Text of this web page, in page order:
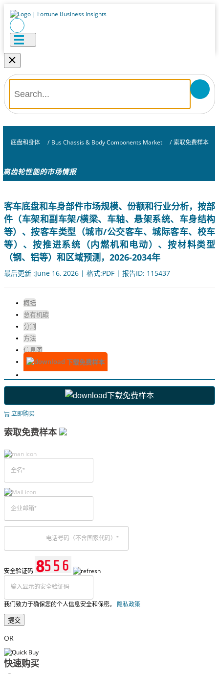
×
底盘和身体 / Bus Chassis & Body Components Market / 索取免费样本
高齿轮性能的市场情报
客车底盘和车身部件市场规模、份额和行业分析，按部
件（车架和副车架/横梁、车轴、悬架系统、车身结构
等）、按客车类型（城市/公交客车、城际客车、校车
等）、按推进系统（内燃机和电动）、按材料类型
（钢、铝等）和区域预测，2026-2034年
最后更新 :June 16, 2026 | 格式:PDF | 报告ID: 115437
概括
总有机碳
分割
方法
信息图
下载免费样本
下载免费样本
立即购买
索取免费样本
安全验证码
我们致力于确保您的个人信息安全和保密。 隐私政策
提交
OR
快速购买